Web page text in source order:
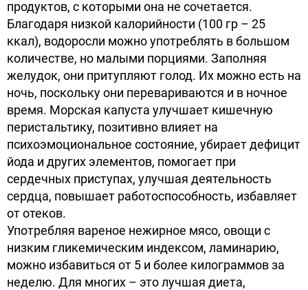
продуктов, с которыми она не сочетается.
Благодаря низкой калорийности (100 гр – 25
ккал), водоросли можно употреблять в большом
количестве, но малыми порциями. Заполняя
желудок, они притупляют голод. Их можно есть на
ночь, поскольку они перевариваются и в ночное
время. Морская капуста улучшает кишечную
перистальтику, позитивно влияет на
психоэмоциональное состояние, убирает дефицит
йода и других элементов, помогает при
сердечных приступах, улучшая деятельность
сердца, повышает работоспособность, избавляет
от отеков.
Употребляя вареное нежирное мясо, овощи с
низким гликемическим индексом, ламинарию,
можно избавиться от 5 и более килограммов за
неделю. Для многих – это лучшая диета,